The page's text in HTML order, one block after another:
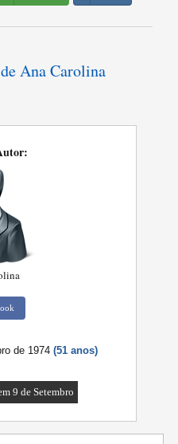
Ana Carolina
de 1974(51 anos)
9 de Setembro